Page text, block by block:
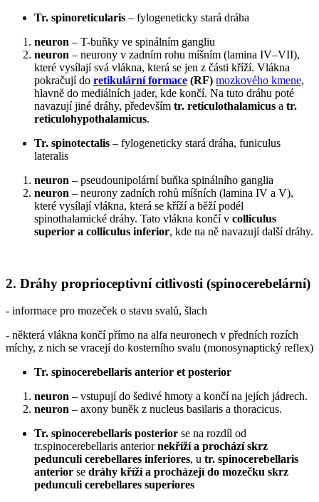
Tr. spinoreticularis – fylogeneticky stará dráha
neuron – T-buňky ve spinálním gangliu
neuron – neurony v zadním rohu míšním (lamina IV–VII),
které vysílají svá vlákna, která se jen z části kříží. Vlákna
pokračují do retikulární formace (RF) mozkového kmene,
hlavně do mediálních jader, kde končí. Na tuto dráhu poté
navazují jiné dráhy, především tr. reticulothalamicus a tr.
reticulohypothalamicus.
Tr. spinotectalis – fylogeneticky stará dráha, funiculus
lateralis
neuron – pseudounipolární buňka spinálního ganglia
neuron – neurony zadních rohů míšních (lamina IV a V),
které vysílají vlákna, která se kříží a běží podél
spinothalamické dráhy. Tato vlákna končí v colliculus
superior a colliculus inferior, kde na ně navazují další dráhy.
2. Dráhy proprioceptivní citlivosti (spinocerebelární)
- informace pro mozeček o stavu svalů, šlach
- některá vlákna končí přímo na alfa neuronech v předních rozích
míchy, z nich se vracejí do kosterního svalu (monosynaptický reflex)
Tr. spinocerebellaris anterior et posterior
neuron – vstupují do šedivé hmoty a končí na jejích jádrech.
neuron – axony buněk z nucleus basilaris a thoracicus.
Tr. spinocerebellaris posterior se na rozdíl od
tr.spinocerebellaris anteriornekříží a prochází skrz
pedunculi cerebellares inferiores, u tr. spinocerebellaris
anterior se dráhy kříží a procházejí do mozečku skrz
pedunculi cerebellares superiores